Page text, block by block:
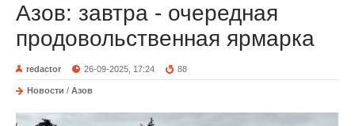
Азов: завтра - очередная
продовольственная ярмарка
redactor 26-09-2025, 17:24 88
Новости / Азов